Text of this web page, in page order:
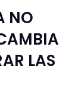
NO
LAS